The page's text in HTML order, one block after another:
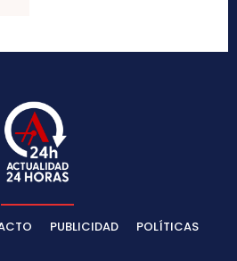
al instante, con
y actualizada para que siempre